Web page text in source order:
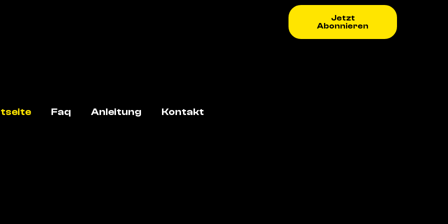
Faq Anleitung Kontakt
Jetzt
Abonnieren